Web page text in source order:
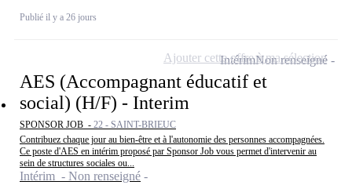
Publié il y a 26 jours
AES (Accompagnant éducatif et
social) (H/F) - Interim
SPONSOR JOB - 22 - SAINT-BRIEUC
Contribuez chaque jour au bien-être et à l'autonomie des personnes accompagnées.
Ce poste d'AES en intérim proposé par Sponsor Job vous permet d'intervenir au
sein de structures sociales ou...
Intérim - Non renseigné
IntérimNon renseigné
Ajouter cette offre à ma sélection